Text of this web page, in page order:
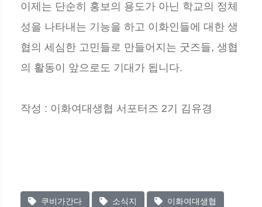
이제는 단순히 홍보의 용도가 아닌 학교의 정체
성을 나타내는 기능을 하고 이화인들에 대한 생
협의 세심한 고민들로 만들어지는 굿즈들, 생협
의 활동이 앞으로도 기대가 됩니다.
작성 : 이화여대생협 서포터즈 2기 김유경
쿠비가간다 소식지 이화여대생협